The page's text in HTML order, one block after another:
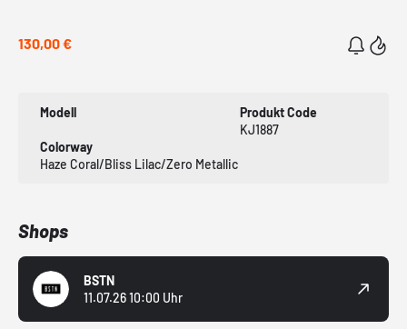
130,00 €
Modell
Produkt Code
KJ1887
Colorway
Haze Coral/Bliss Lilac/Zero Metallic
Shops
BSTN
11.07.26 10:00 Uhr